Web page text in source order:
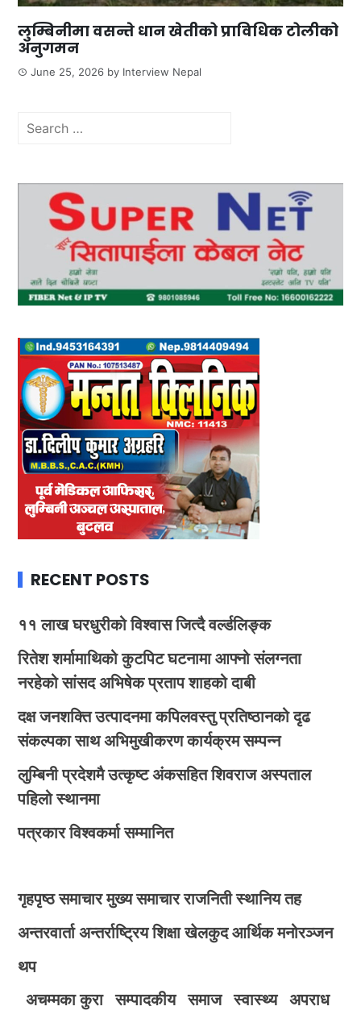
लुम्बिनीमा वसन्ते धान खेतीको प्राविधिक टोलीको
अनुगमन
June 25, 2026 by Interview Nepal
Search
RECENT POSTS
११ लाख घरधुरीको विश्वास जित्दै वर्ल्डलिङ्क
रितेश शर्मामाथिको कुटपिट घटनामा आफ्नो संलग्नता
नरहेको सांसद अभिषेक प्रताप शाहको दाबी
दक्ष जनशक्ति उत्पादनमा कपिलवस्तु प्रतिष्ठानको दृढ
संकल्पका साथ अभिमुखीकरण कार्यक्रम सम्पन्न
लुम्बिनी प्रदेशमै उत्कृष्ट अंकसहित शिवराज अस्पताल
पहिलो स्थानमा
पत्रकार विश्वकर्मा सम्मानित
गृहपृष्ठ समाचार मुख्य समाचार राजनिती स्थानिय तह
अन्तरवार्ता अन्तर्राष्ट्रिय शिक्षा खेलकुद आर्थिक मनोरञ्जन
थप
अचम्मका कुरा
सम्पादकीय समाज स्वास्थ्य
अपराध